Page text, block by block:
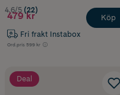
4.6/5 (22)
479 kr
Fri frakt Instabox
Ord.pris 599 kr
Köp
Deal